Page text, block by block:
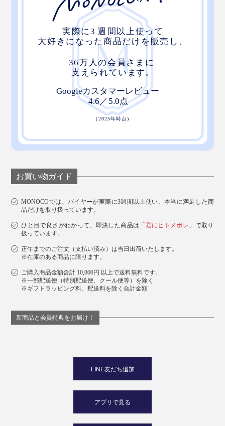
お買い物ガイド
MONOCOでは、バイヤーが実際に3週間以上使い、本当に満足した商
品だけを取り扱っています。
ひと目で良さがわかって、即決した商品は「君にヒトメボレ 」で取り
扱っています。
正午までのご注文（支払い済み）は当日出荷いたします。
※在庫のある商品に限ります。
ご購入商品金額合計 10,000円 以上で送料無料です。
※一部配送便（特別配送便、クール便等）を除く
※ギフトラッピング料、配送料を除く合計金額
新商品と会員特典をお届け！
LINE友だち追加
アプリで見る